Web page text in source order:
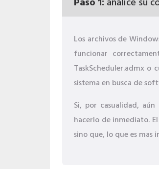
Los archivos de
funcionar
TaskScheduler.admx o
sistema en busca de
Si, por casualidad,
hacerlo de inmediato.
sino que, lo que es mas